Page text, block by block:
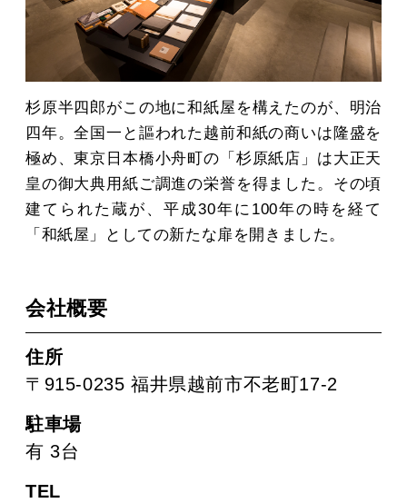
杉原半四郎がこの地に和紙屋を構えたのが、明治
四年。全国一と謳われた越前和紙の商いは隆盛を
極め、東京日本橋小舟町の「杉原紙店」は大正天
皇の御大典用紙ご調進の栄誉を得ました。その頃
建てられた蔵が、平成30年に100年の時を経て
「和紙屋」としての新たな扉を開きました。
会社概要
住所
〒915-0235 福井県越前市不老町17-2
駐車場
有 3台
TEL